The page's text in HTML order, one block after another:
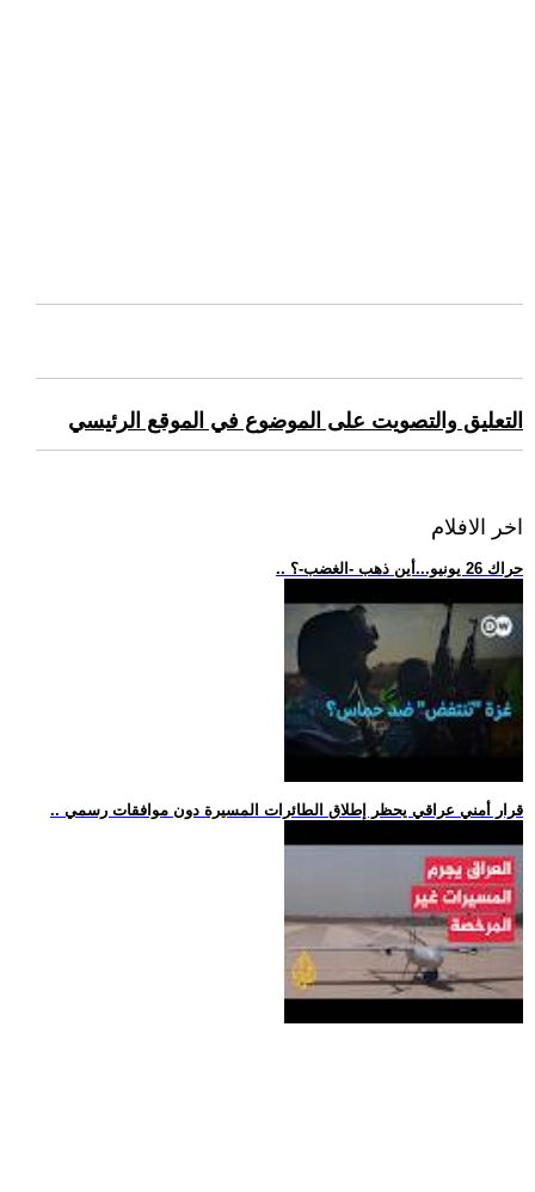
التعليق والتصويت على الموضوع في الموقع الرئيسي
اخر الافلام
.. حراك 26 يونيو...أين ذهب -الغضب-؟
.. قرار أمني عراقي يحظر إطلاق الطائرات المسيرة دون موافقات رسمي